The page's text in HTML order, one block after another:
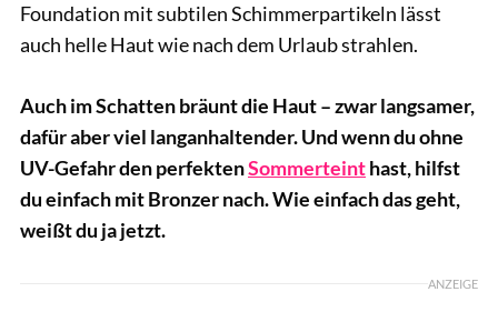
Foundation mit subtilen Schimmerpartikeln lässt
auch helle Haut wie nach dem Urlaub strahlen.
Auch im Schatten bräunt die Haut – zwar langsamer,
dafür aber viel langanhaltender. Und wenn du ohne
UV-Gefahr den perfektenSommerteinthast, hilfst
du einfach mit Bronzer nach. Wie einfach das geht,
weißt du ja jetzt.
ANZEIGE